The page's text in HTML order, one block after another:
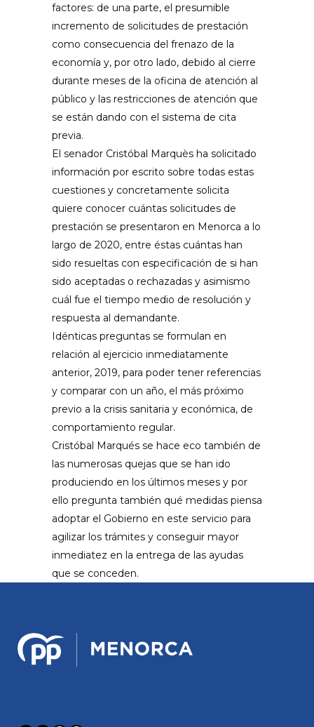
factores: de una parte, el presumible
incremento de solicitudes de prestación
como consecuencia del frenazo de la
economía y, por otro lado, debido al cierre
durante meses de la oficina de atención al
público y las restricciones de atención que
se están dando con el sistema de cita
previa.
El senador Cristóbal Marquès ha solicitado
información por escrito sobre todas estas
cuestiones y concretamente solicita
quiere conocer cuántas solicitudes de
prestación se presentaron en Menorca a lo
largo de 2020, entre éstas cuántas han
sido resueltas con especificación de si han
sido aceptadas o rechazadas y asimismo
cuál fue el tiempo medio de resolución y
respuesta al demandante.
Idénticas preguntas se formulan en
relación al ejercicio inmediatamente
anterior, 2019, para poder tener referencias
y comparar con un año, el más próximo
previo a la crisis sanitaria y económica, de
comportamiento regular.
Cristóbal Marqués se hace eco también de
las numerosas quejas que se han ido
produciendo en los últimos meses y por
ello pregunta también qué medidas piensa
adoptar el Gobierno en este servicio para
agilizar los trámites y conseguir mayor
inmediatez en la entrega de las ayudas
que se conceden.